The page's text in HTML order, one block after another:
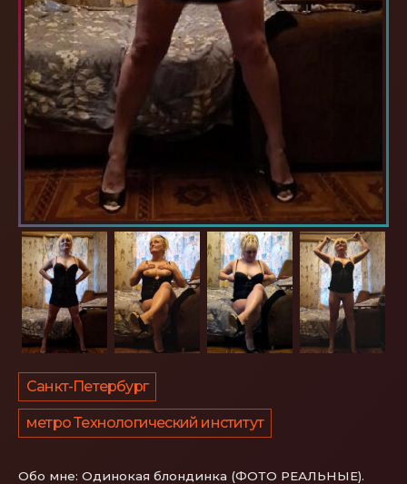
Санкт-Петербург
метро Технологический институт
Обо мне: Одинокая блондинка (ФОТО РЕАЛЬНЫЕ).